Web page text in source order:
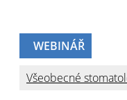
WEBINÁŘ
Všeobecné